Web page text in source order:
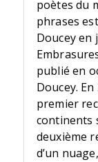
poètes du
phrases
Doucey en
publié en
Doucey.
premier
continents
deuxième
d’un